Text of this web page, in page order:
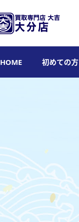
HOME 初めての方